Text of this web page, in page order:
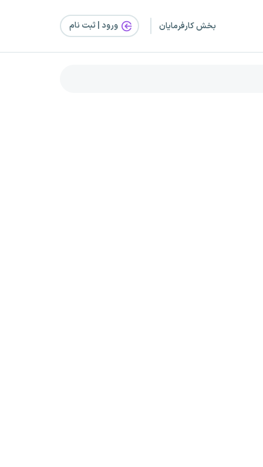
بخش کارفرمایان ورود | ثبت‌ نام